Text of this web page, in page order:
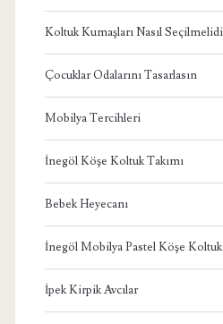
Koltuk Kumaşları Nasıl
Çocuklar Odalarını Tasarlasın
Mobilya Tercihleri
İnegöl Köşe Koltuk Takımı
Bebek Heyecanı
İnegöl Mobilya Pastel Köşe Koltuk
İpek Kirpik Avcılar